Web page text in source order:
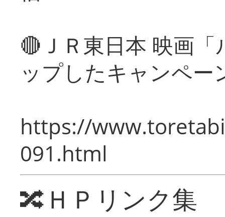
🔴ＪＲ東日本 映画
ップしたキャンペー
https://
091.html
🔀ＨＰリンク集